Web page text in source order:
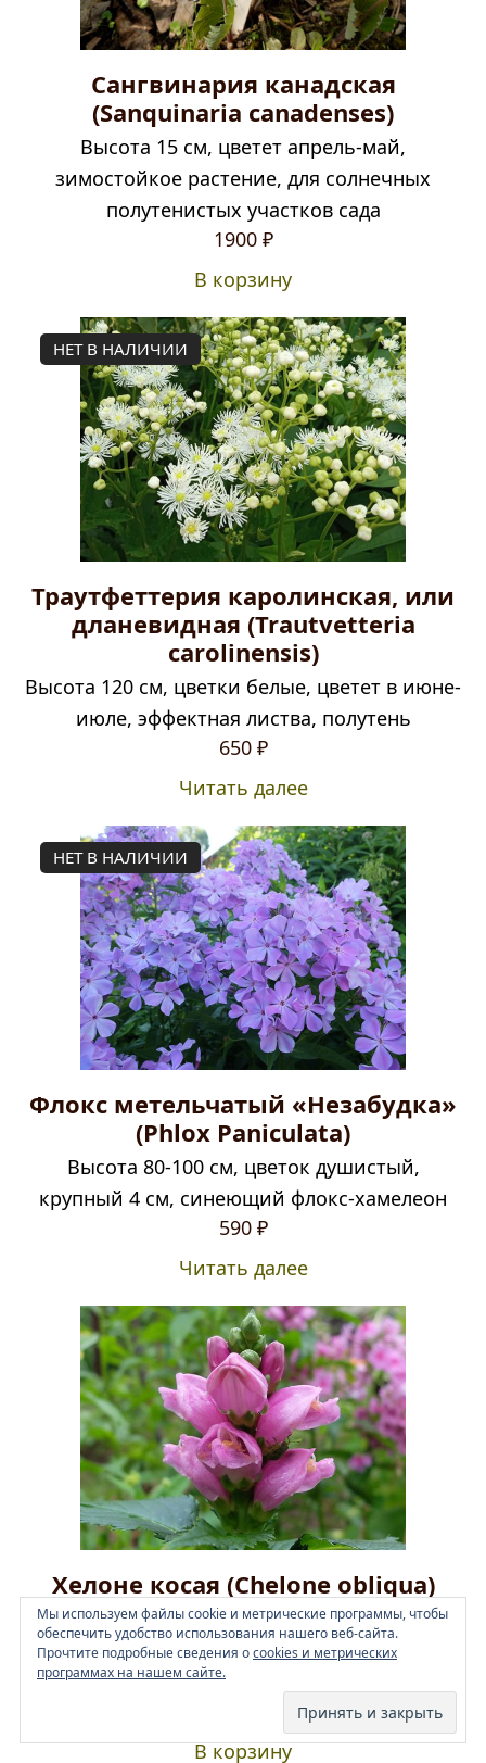
Сангвинария канадская
(Sanquinaria canadenses)
Высота 15 см, цветет апрель-май,
зимостойкое растение, для солнечных
полутенистых участков сада
1900 ₽
В корзину
НЕТ В НАЛИЧИИ
Траутфеттерия каролинская, или
дланевидная (Trautvetteria
carolinensis)
Высота 120 см, цветки белые, цветет в июне-
июле, эффектная листва, полутень
650 ₽
Читать далее
НЕТ В НАЛИЧИИ
Флокс метельчатый «Незабудка»
(Phlox Paniculata)
Высота 80-100 см, цветок душистый,
крупный 4 см, синеющий флокс-хамелеон
590 ₽
Читать далее
Хелоне косая (Chelone obliqua)
Высота 60-80 см, цветет в августе-октябре,
влаголюбивая, любит солнце/полутень,
медонос
5.00
В корзину
Мы используем файлы cookie и метрические программы, чтобы
обеспечить удобство использования нашего веб-сайта.
Прочтите подробные сведения оcookies и метрических
программах на нашем сайте.